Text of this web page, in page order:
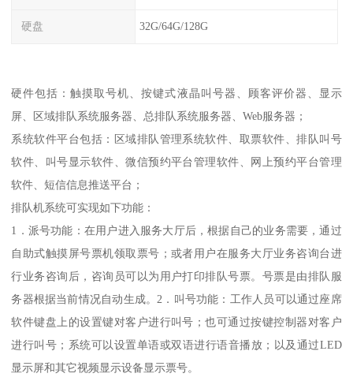
硬盘 32G/64G/128G
硬件包括：触摸取号机、按键式液晶叫号器、顾客评价器、显示
屏、区域排队系统服务器、总排队系统服务器、Web服务器；
系统软件平台包括：区域排队管理系统软件、取票软件、排队叫号
软件、叫号显示软件、微信预约平台管理软件、网上预约平台管理
软件、短信信息推送平台；
排队机系统可实现如下功能：
1．派号功能：在用户进入服务大厅后，根据自己的业务需要，通过
自助式触摸屏号票机领取票号；或者用户在服务大厅业务咨询台进
行业务咨询后，咨询员可以为用户打印排队号票。号票是由排队服
务器根据当前情况自动生成。2．叫号功能：工作人员可以通过座席
软件键盘上的设置键对客户进行叫号；也可通过按键控制器对客户
进行叫号；系统可以设置单语或双语进行语音播放；以及通过LED
显示屏和其它视频显示设备显示票号。